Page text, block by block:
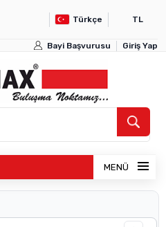
Türkçe TL
Bayi Başvurusu Giriş Yap
MENÜ